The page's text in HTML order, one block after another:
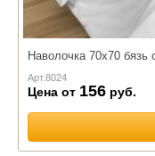
Наволочка 70х70 бязь
Арт.8024
Цена от 156 руб.